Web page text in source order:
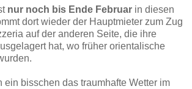
nur noch bis Ende Februar in diesen
dort wieder der Hauptmieter zum Zug
auf der anderen Seite, die ihre
hat, wo früher orientalische
ein bisschen das traumhafte Wetter im